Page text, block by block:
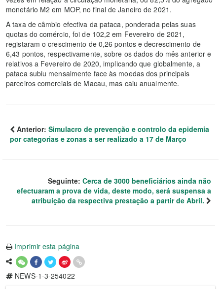
monetário M2 em MOP, no final de Janeiro de 2021.
A taxa de câmbio efectiva da pataca, ponderada pelas suas
quotas do comércio, foi de 102,2 em Fevereiro de 2021,
registaram o crescimento de 0,26 pontos e decrescimento de
6,43 pontos, respectivamente, sobre os dados do mês anterior e
relativos a Fevereiro de 2020, implicando que globalmente, a
pataca subiu mensalmente face às moedas dos principais
parceiros comerciais de Macau, mas caiu anualmente.
Anterior: Simulacro de prevenção e controlo da epidemia
por categorias e zonas a ser realizado a 17 de Março
Seguinte: Cerca de 3000 beneficiários ainda não
efectuaram a prova de vida, deste modo, será suspensa a
atribuição da respectiva prestação a partir de Abril.
Imprimir esta página
NEWS-1-3-254022